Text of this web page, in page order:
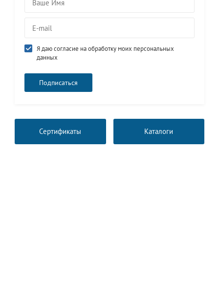
Я даю согласие на обработку моих персональных
данных
Сертификаты Каталоги